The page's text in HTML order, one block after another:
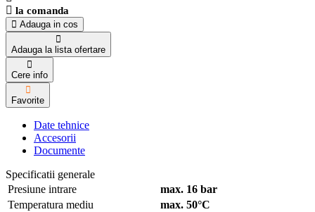
la comanda
Adauga in cos
Adauga la lista ofertare
Cere info
Favorite
Date tehnice
Accesorii
Documente
Specificatii generale
Presiune intrare
max. 16 bar
Temperatura mediu
max. 50°C